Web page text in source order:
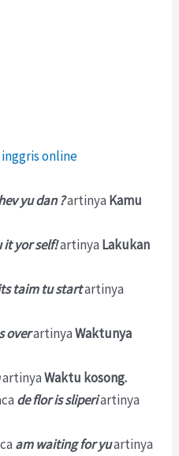
yu dan ?artinya Kamu
it yor self!artinya Lakukan
taim tu startartinya
overartinyaWaktunya
artinyaWaktu kosong.
de flor is sliperiartinya
am waiting for yuartinya